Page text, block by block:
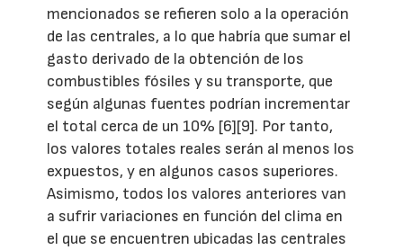
mencionados se refieren solo a la operación
de las centrales, a lo que habría que sumar el
gasto derivado de la obtención de los
combustibles fósiles y su transporte, que
según algunas fuentes podrían incrementar
el total cerca de un 10% [6][9]. Por tanto,
los valores totales reales serán al menos los
expuestos, y en algunos casos superiores.
Asimismo, todos los valores anteriores van
a sufrir variaciones en función del clima en
el que se encuentren ubicadas las centrales